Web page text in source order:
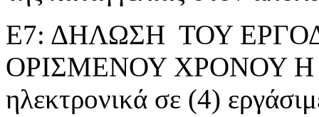
Ε7: ΔΗΛΩΣΗ ΤΟΥ
ΟΡΙΣΜΕΝΟΥ ΧΡΟΝΟΥ Η
ηλεκτρονικά σε (4)